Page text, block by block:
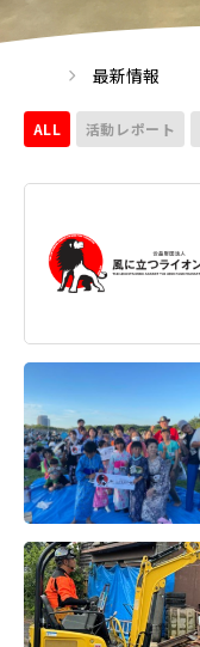
最新情報
ALL 活動レポート